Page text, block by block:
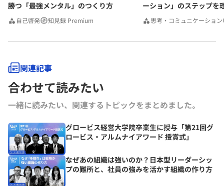
勝つ「最強メンタル」のつくり方
自己啓発 知見録 Premium
ーション」のステップを
みんなの相談室Premium
思考・コミュニケーション
関連記事
合わせて読みたい
一緒に読みたい、関連するトピックをまとめました｡
グロービス経営大学院卒業生に授与「第21回グ
ロービス・アルムナイアワード 授賞式」
なぜあの組織は強いのか？日本型リーダーシッ
プの難所と、社員の強みを活かす組織の作り方